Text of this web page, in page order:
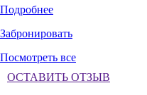
Подробнее
Забронировать
Посмотреть все
ОСТАВИТЬ ОТЗЫВ